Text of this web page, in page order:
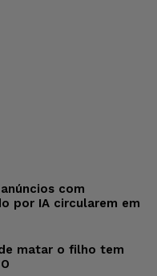
com
por IA circularem em
matar o filho tem